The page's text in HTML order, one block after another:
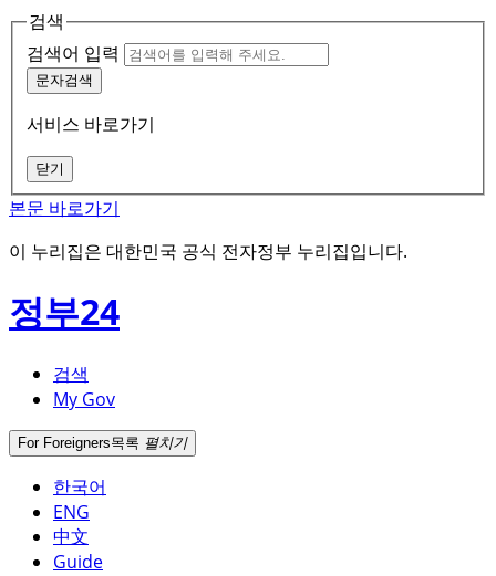
검색
검색어 입력
문자검색
서비스 바로가기
닫기
본문 바로가기
이 누리집은 대한민국 공식 전자정부 누리집입니다.
정부24
검색
My Gov
For Foreigners목록 펼치기
한국어
ENG
中文
Guide